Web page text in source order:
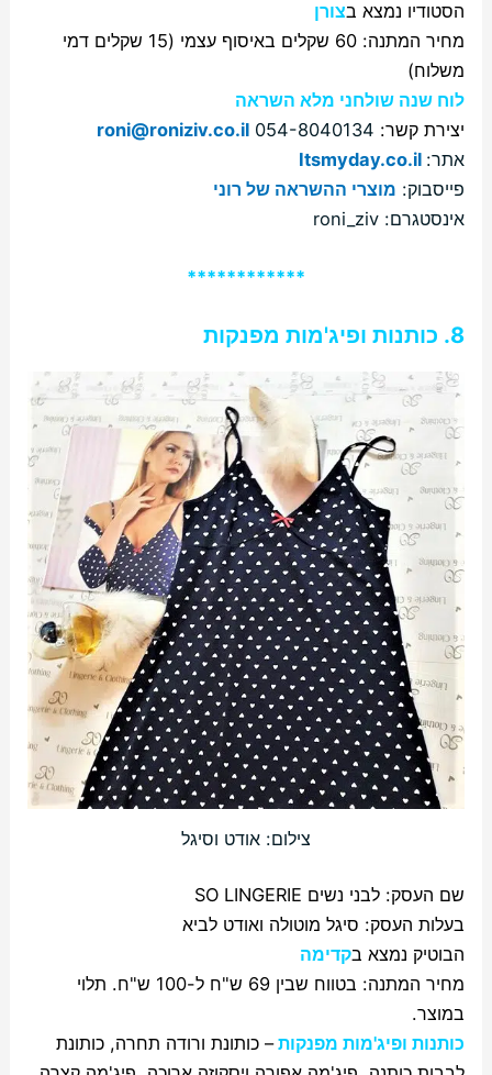
הסטודיו נמצא בצורן
מחיר המתנה: 60 שקלים באיסוף עצמי (15 שקלים דמי
משלוח)
לוח שנה שולחני מלא השראה
יצירת קשר: 054-8040134
roni@roniziv.co.il
אתר: Itsmyday.co.il
פייסבוק: מוצרי ההשראה של רוני
אינסטגרם: roni_ziv
************
8. כותנות ופיג'מות מפנקות
צילום: אודט וסיגל
שם העסק: לבני נשים SO LINGERIE
בעלות העסק: סיגל מוטולה ואודט לביא
הבוטיק נמצא בקדימה
מחיר המתנה: בטווח שבין 69 ש"ח ל-100 ש"ח. תלוי
במוצר.
כותנות ופיג'מות מפנקות– כותונת ורודה תחרה, כותונת